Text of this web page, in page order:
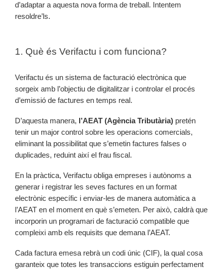
d’adaptar a aquesta nova forma de treball. Intentem
resoldre’ls.
1. Què és Verifactu i com funciona?
Verifactu és un sistema de facturació electrònica que
sorgeix amb l’objectiu de digitalitzar i controlar el procés
d’emissió de factures en temps real.
D’aquesta manera, l’AEAT (Agència Tributària) pretén
tenir un major control sobre les operacions comercials,
eliminant la possibilitat que s’emetin factures falses o
duplicades, reduint així el frau fiscal.
En la pràctica, Verifactu obliga empreses i autònoms a
generar i registrar les seves factures en un format
electrònic específic i enviar-les de manera automàtica a
l’AEAT en el moment en què s’emeten. Per això, caldrà que
incorporin un programari de facturació compatible que
compleixi amb els requisits que demana l’AEAT.
Cada factura emesa rebrà un codi únic (CIF), la qual cosa
garanteix que totes les transaccions estiguin perfectament